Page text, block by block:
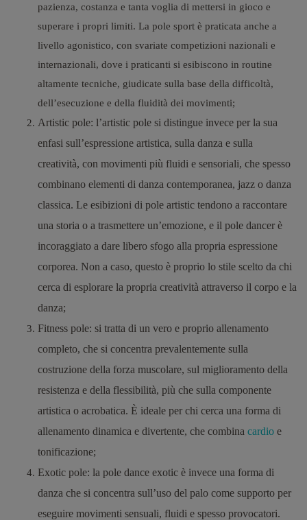
pazienza, costanza e tanta voglia di mettersi in gioco e
superare i propri limiti. La pole sport è praticata anche a
livello agonistico, con svariate competizioni nazionali e
internazionali, dove i praticanti si esibiscono in routine
altamente tecniche, giudicate sulla base della difficoltà,
dell’esecuzione e della fluidità dei movimenti;
Artistic pole: l’artistic pole si distingue invece per la sua
enfasi sull’espressione artistica, sulla danza e sulla
creatività, con movimenti più fluidi e sensoriali, che spesso
combinano elementi di danza contemporanea, jazz o danza
classica. Le esibizioni di pole artistic tendono a raccontare
una storia o a trasmettere un’emozione, e il pole dancer è
incoraggiato a dare libero sfogo alla propria espressione
corporea. Non a caso, questo è proprio lo stile scelto da chi
cerca di esplorare la propria creatività attraverso il corpo e la
danza;
Fitness pole: si tratta di un vero e proprio allenamento
completo, che si concentra prevalentemente sulla
costruzione della forza muscolare, sul miglioramento della
resistenza e della flessibilità, più che sulla componente
artistica o acrobatica. È ideale per chi cerca una forma di
allenamento dinamica e divertente, che combina cardio e
tonificazione;
Exotic pole: la pole dance exotic è invece una forma di
danza che si concentra sull’uso del palo come supporto per
eseguire movimenti sensuali, fluidi e spesso provocatori.